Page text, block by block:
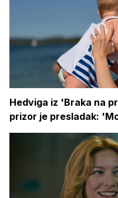
Hedviga iz 'Braka na
prizor je presladak: